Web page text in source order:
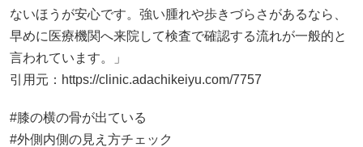
ないほうが安心です。強い腫れや歩きづらさがあるなら、
早めに医療機関へ来院して検査で確認する流れが一般的と
言われています。」
引用元： https://clinic.adachikeiyu.com/7757
#膝の横の骨が出ている
#外側内側の見え方チェック